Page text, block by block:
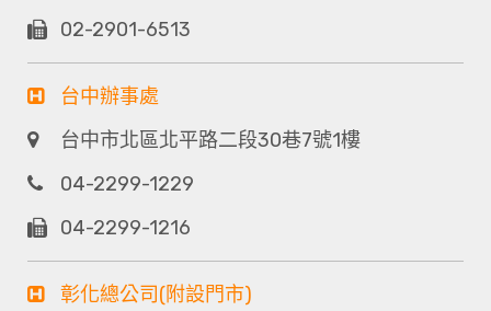
02-2901-6513
台中辦事處
台中市北區北平路二段30巷7號1樓
04-2299-1229
04-2299-1216
彰化總公司(附設門市)